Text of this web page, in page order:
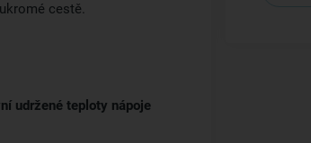
cestě.
udržené teploty nápoje